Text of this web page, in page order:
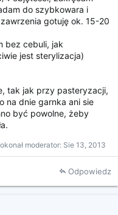
do szybkowara i
gotuję ok. 15-20
bez cebuli, jak
jest sterylizacja)
tak jak przy pasteryzacji,
na dnie garnka ani sie
być powolne, żeby
moderator: Sie 13, 2013
Odpowiedz